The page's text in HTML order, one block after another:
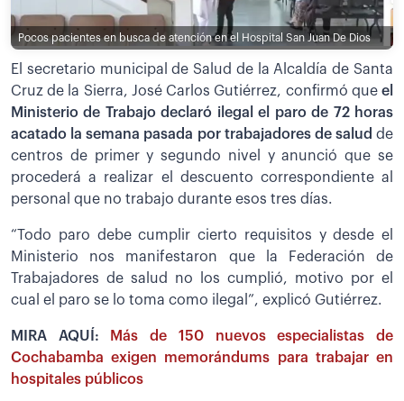
Pocos pacientes en busca de atención en el Hospital San Juan De Dios
El secretario municipal de Salud de la Alcaldía de Santa
Cruz de la Sierra, José Carlos Gutiérrez, confirmó que el
Ministerio de Trabajo declaró ilegal el paro de 72 horas
acatado la semana pasada por trabajadores de salud de
centros de primer y segundo nivel y anunció que se
procederá a realizar el descuento correspondiente al
personal que no trabajo durante esos tres días.
“Todo paro debe cumplir cierto requisitos y desde el
Ministerio nos manifestaron que la Federación de
Trabajadores de salud no los cumplió, motivo por el
cual el paro se lo toma como ilegal”, explicó Gutiérrez.
MIRA AQUÍ:
Más de 150 nuevos especialistas de
Cochabamba exigen memorándums para trabajar en
hospitales públicos